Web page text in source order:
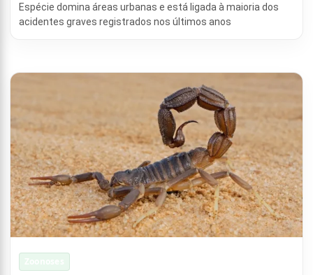
Espécie domina áreas urbanas e está ligada à maioria dos
acidentes graves registrados nos últimos anos